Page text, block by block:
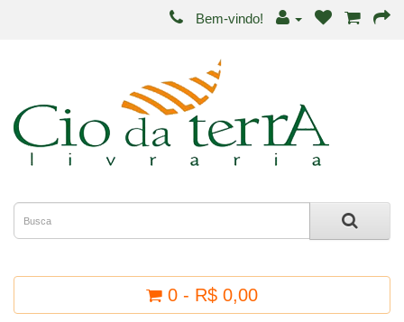
Bem-vindo!
0 - R$ 0,00